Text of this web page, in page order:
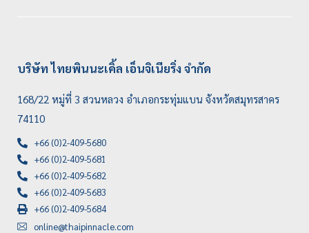
บริษัท ไทยพินนะเคิ้ล เอ็นจิเนียริ่ง จำกัด
168/22 หมู่ที่ 3 สวนหลวง อำเภอกระทุ่มแบน จังหวัดสมุทรสาคร
74110
+66 (0)2-409-5680
+66 (0)2-409-5681
+66 (0)2-409-5682
+66 (0)2-409-5683
+66 (0)2-409-5684
online@thaipinnacle.com